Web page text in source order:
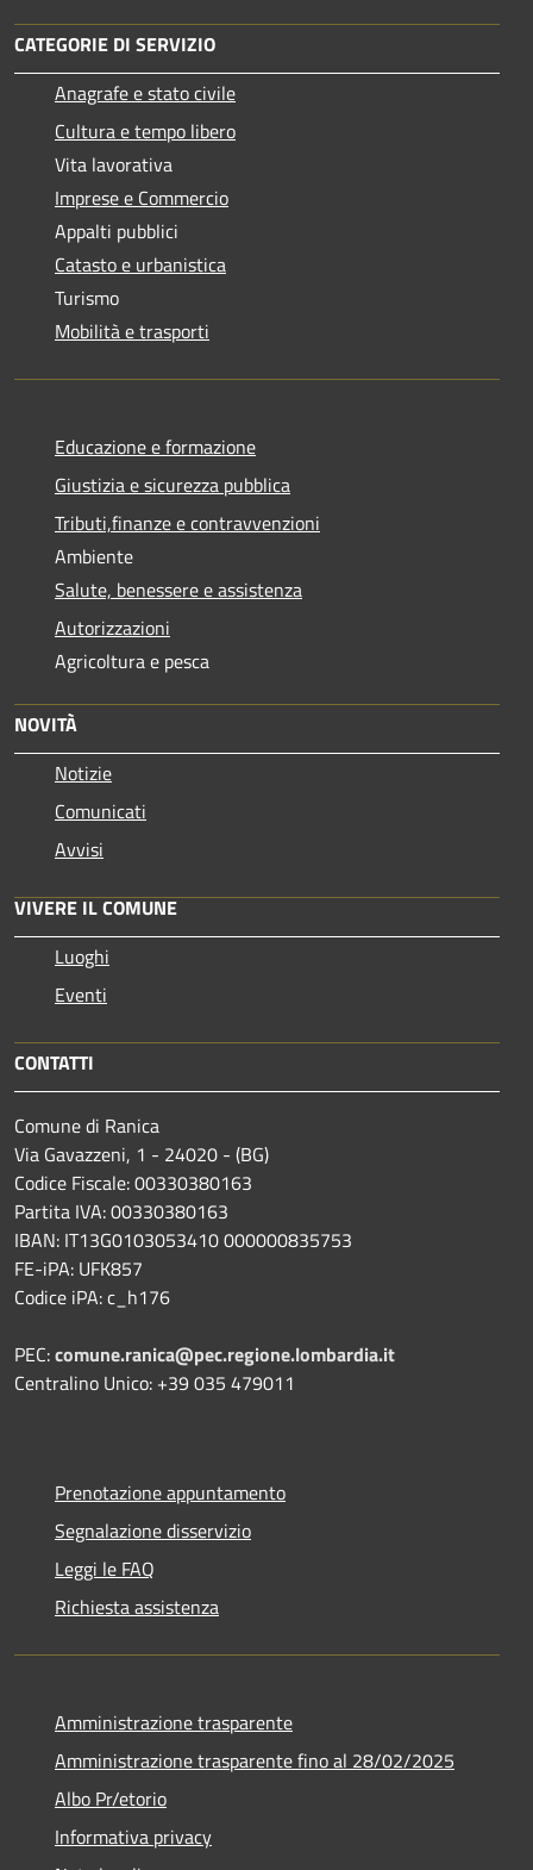
CATEGORIE DI SERVIZIO
Anagrafe e stato civile
Cultura e tempo libero
Vita lavorativa
Imprese e Commercio
Appalti pubblici
Catasto e urbanistica
Turismo
Mobilità e trasporti
Educazione e formazione
Giustizia e sicurezza pubblica
Tributi,finanze e contravvenzioni
Ambiente
Salute, benessere e assistenza
Autorizzazioni
Agricoltura e pesca
NOVITÀ
Notizie
Comunicati
Avvisi
VIVERE IL COMUNE
Luoghi
Eventi
CONTATTI
Comune di Ranica
Via Gavazzeni, 1 - 24020 - (BG)
Codice Fiscale: 00330380163
Partita IVA: 00330380163
IBAN: IT13G0103053410 000000835753
FE-iPA: UFK857
Codice iPA: c_h176
PEC:comune.ranica@pec.regione.lombardia.it
Centralino Unico: +39 035 479011
Prenotazione appuntamento
Segnalazione disservizio
Leggi le FAQ
Richiesta assistenza
Amministrazione trasparente
Amministrazione trasparente fino al 28/02/2025
Albo Pr/etorio
Informativa privacy